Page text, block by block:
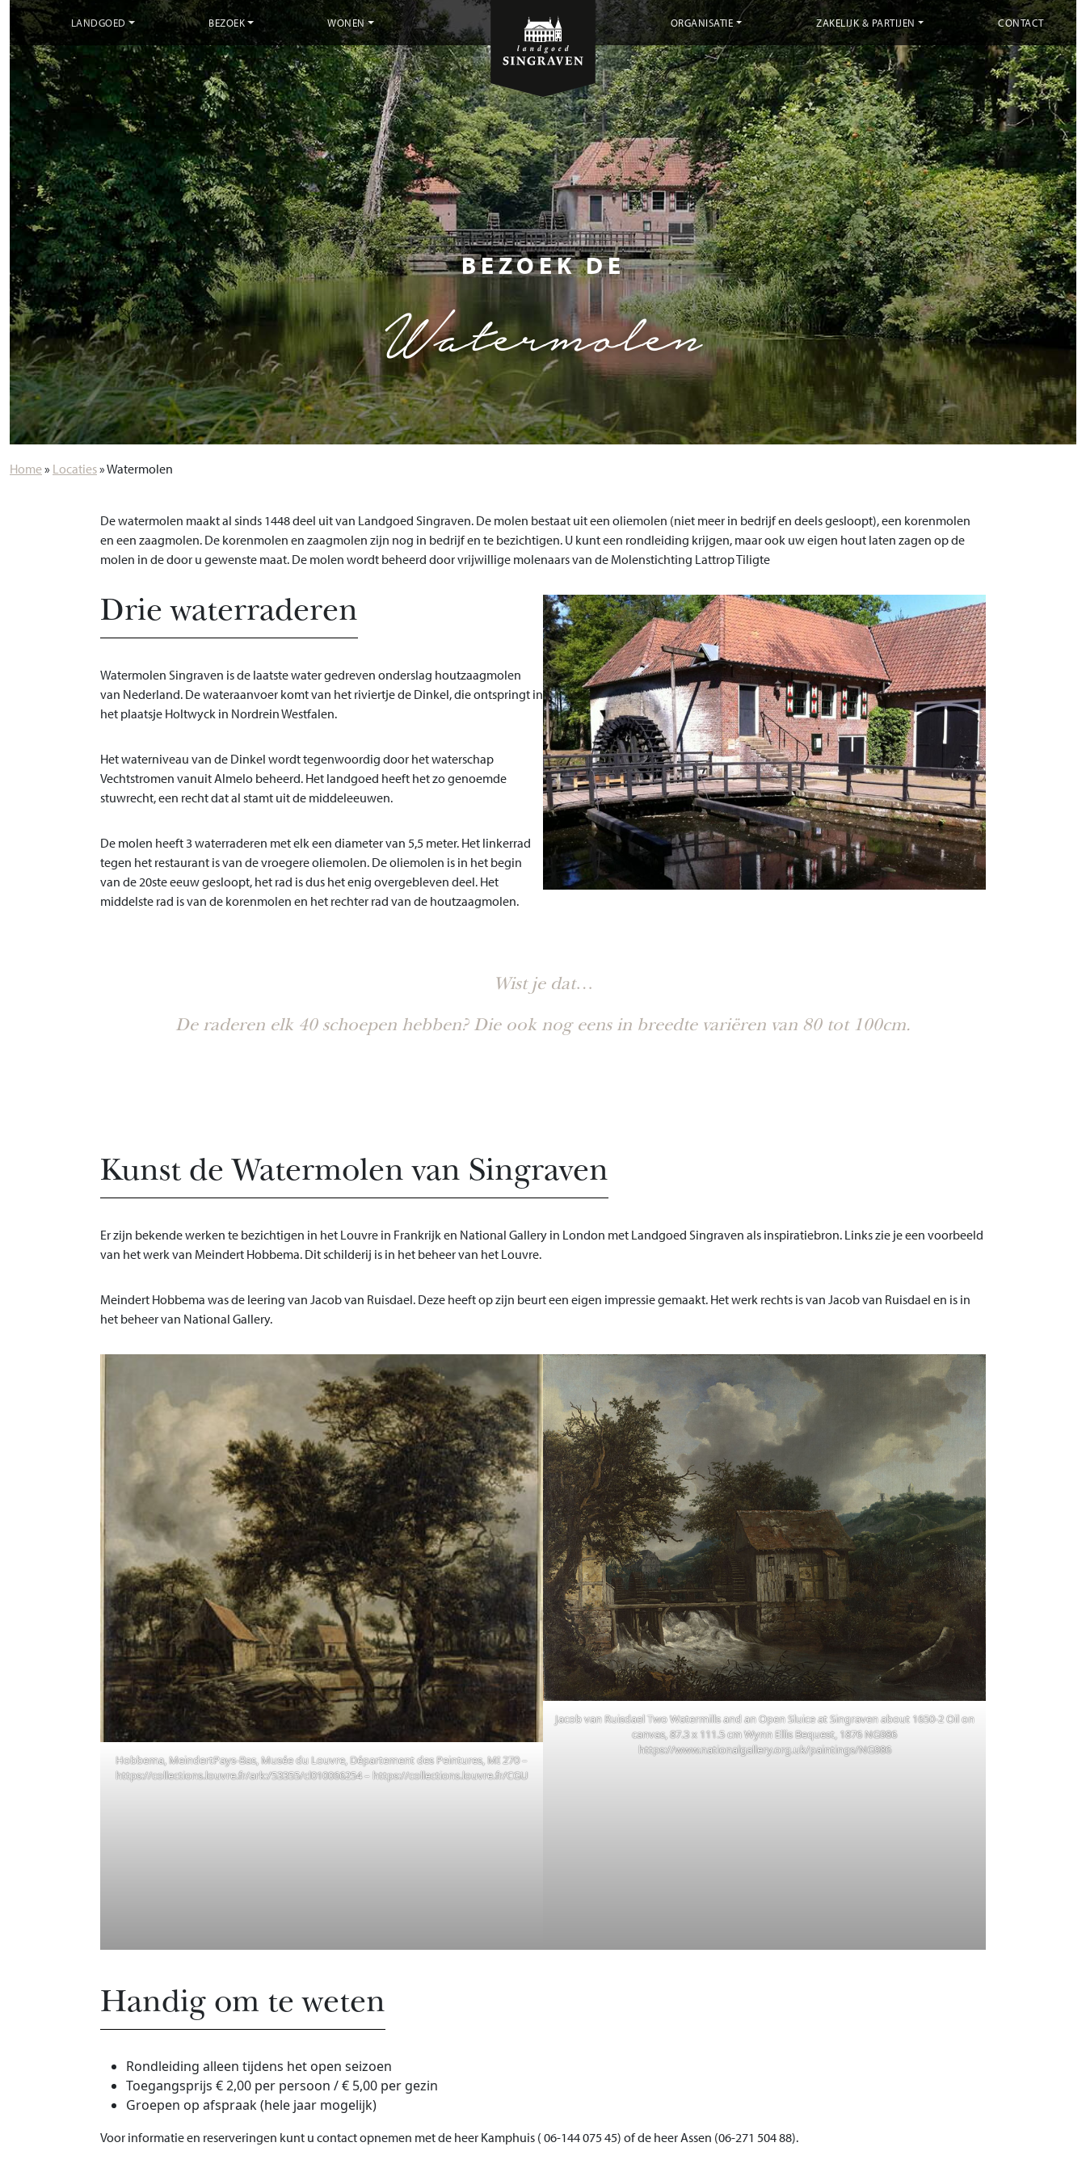
LANDGOED BEZOEK WONEN ORGANISATIE ZAKELIJK & PARTIJEN CONTACT
BEZOEK DE
Watermolen
Home» Locaties»Watermolen
De watermolen maakt al sinds 1448 deel uit van Landgoed Singraven. De molen bestaat uit een oliemolen (niet meer in bedrijf en deels gesloopt), een korenmolen
en een zaagmolen. De korenmolen en zaagmolen zijn nog in bedrijf en te bezichtigen. U kunt een rondleiding krijgen, maar ook uw eigen hout laten zagen op de
molen in de door u gewenste maat. De molen wordt beheerd door vrijwillige molenaars van de Molenstichting Lattrop Tiligte
Drie waterraderen
Watermolen Singraven is de laatste water gedreven onderslag houtzaagmolen
van Nederland. De wateraanvoer komt van het riviertje de Dinkel, die ontspringt in
het plaatsje Holtwyck in Nordrein Westfalen.
Het waterniveau van de Dinkel wordt tegenwoordig door het waterschap
Vechtstromen vanuit Almelo beheerd. Het landgoed heeft het zo genoemde
stuwrecht, een recht dat al stamt uit de middeleeuwen.
De molen heeft 3 waterraderen met elk een diameter van 5,5 meter. Het linkerrad
tegen het restaurant is van de vroegere oliemolen. De oliemolen is in het begin
van de 20ste eeuw gesloopt, het rad is dus het enig overgebleven deel. Het
middelste rad is van de korenmolen en het rechter rad van de houtzaagmolen.
Wist je dat…
De raderen elk 40 schoepen hebben? Die ook nog eens in breedte variëren van 80 tot 100cm.
Kunst de Watermolen van Singraven
Er zijn bekende werken te bezichtigen in het Louvre in Frankrijk en National Gallery in London met Landgoed Singraven als inspiratiebron. Links zie je een voorbeeld
van het werk van Meindert Hobbema. Dit schilderij is in het beheer van het Louvre.
Meindert Hobbema was de leering van Jacob van Ruisdael. Deze heeft op zijn beurt een eigen impressie gemaakt. Het werk rechts is van Jacob van Ruisdael en is in
het beheer van National Gallery.
Hobbema, MeindertPays-Bas, Musée du Louvre, Département des Peintures, MI 270 –
https://collections.louvre.fr/ark:/53355/cl010066254 – https://collections.louvre.fr/CGU
Jacob van Ruisdael Two Watermills and an Open Sluice at Singraven about 1650-2 Oil on
canvas, 87.3 x 111.5 cm Wynn Ellis Bequest, 1876 NG986
https://www.nationalgallery.org.uk/paintings/NG986
Handig om te weten
Rondleiding alleen tijdens het open seizoen
Toegangsprijs € 2,00 per persoon / € 5,00 per gezin
Groepen op afspraak (hele jaar mogelijk)
Voor informatie en reserveringen kunt u contact opnemen met de heer Kamphuis ( 06-144 075 45) of de heer Assen (06-271 504 88).